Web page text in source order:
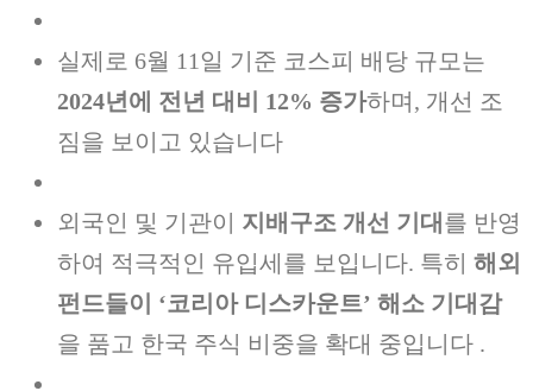
실제로 6월 11일 기준 코스피 배당 규모는
2024년에 전년 대비 12% 증가하며, 개선 조
짐을 보이고 있습니다
외국인 및 기관이 지배구조 개선 기대 를 반영
하여 적극적인 유입세를 보입니다. 특히 해외
펀드들이 ‘코리아 디스카운트’ 해소 기대감
을 품고 한국 주식 비중을 확대 중입니다 .